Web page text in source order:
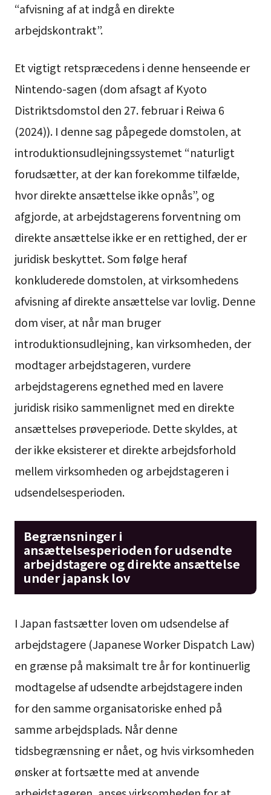
“afvisning af at indgå en direkte
arbejdskontrakt”.
Et vigtigt retspræcedens i denne henseende er
Nintendo-sagen (dom afsagt af Kyoto
Distriktsdomstol den 27. februar i Reiwa 6
(2024)). I denne sag påpegede domstolen, at
introduktionsudlejningssystemet “naturligt
forudsætter, at der kan forekomme tilfælde,
hvor direkte ansættelse ikke opnås”, og
afgjorde, at arbejdstagerens forventning om
direkte ansættelse ikke er en rettighed, der er
juridisk beskyttet. Som følge heraf
konkluderede domstolen, at virksomhedens
afvisning af direkte ansættelse var lovlig. Denne
dom viser, at når man bruger
introduktionsudlejning, kan virksomheden, der
modtager arbejdstageren, vurdere
arbejdstagerens egnethed med en lavere
juridisk risiko sammenlignet med en direkte
ansættelses prøveperiode. Dette skyldes, at
der ikke eksisterer et direkte arbejdsforhold
mellem virksomheden og arbejdstageren i
udsendelsesperioden.
Begrænsninger i
ansættelsesperioden for udsendte
arbejdstagere og direkte ansættelse
under japansk lov
I Japan fastsætter loven om udsendelse af
arbejdstagere (Japanese Worker Dispatch Law)
en grænse på maksimalt tre år for kontinuerlig
modtagelse af udsendte arbejdstagere inden
for den samme organisatoriske enhed på
samme arbejdsplads. Når denne
tidsbegrænsning er nået, og hvis virksomheden
ønsker at fortsætte med at anvende